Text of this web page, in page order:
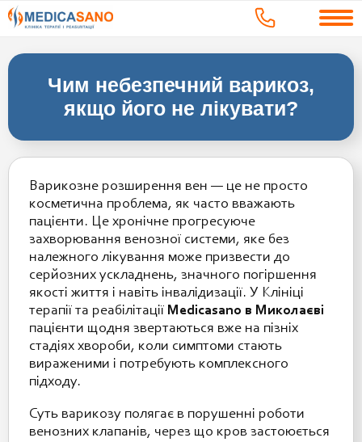
Чим небезпечний варикоз,
якщо його не лікувати?
Варикозне розширення вен — це не просто
косметична проблема, як часто вважають
пацієнти. Це хронічне прогресуюче
захворювання венозної системи, яке без
належного лікування може призвести до
серйозних ускладнень, значного погіршення
якості життя і навіть інвалідизації. У Клініці
терапії та реабілітації Medicasano в Миколаєві
пацієнти щодня звертаються вже на пізніх
стадіях хвороби, коли симптоми стають
вираженими і потребують комплексного
підходу.
Суть варикозу полягає в порушенні роботи
венозних клапанів, через що кров застоюється